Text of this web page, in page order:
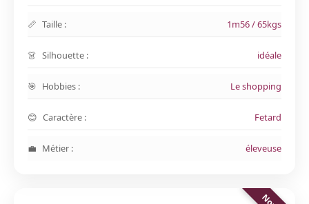
Taille : 1m56 / 65kgs
Silhouette : idéale
Hobbies : Le shopping
Caractère : Fetard
Métier : éleveuse